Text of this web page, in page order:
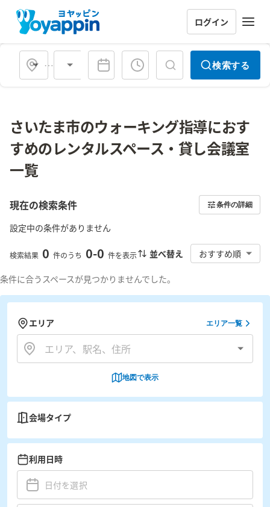
ログイン
会場タイプ 検索する
さいたま市のウォーキング指導におす
すめのレンタルスペース・貸し会議室
一覧
現在の検索条件 条件の詳細
設定中の条件がありません
検索結果 0 件のうち 0-0 件を表示 並べ替え おすすめ順
条件に合うスペースが見つかりませんでした。
エリア エリア一覧
地図で表示
会場タイプ
利用日時